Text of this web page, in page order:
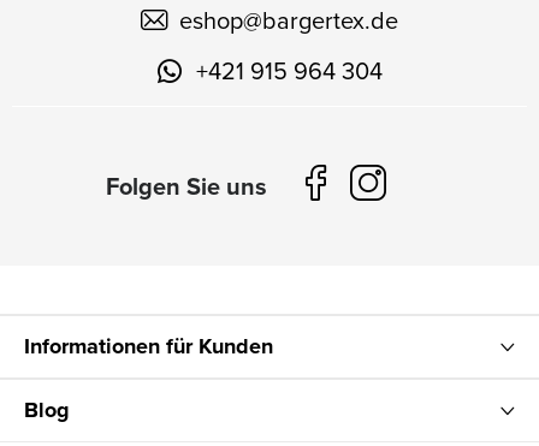
eshop@bargertex.de
+421 915 964 304
Informationen für Kunden
Blog